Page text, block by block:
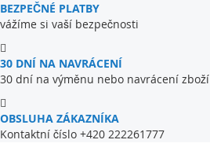
BEZPEČNÉ PLATBY
vážíme si vaší bezpečnosti
30 DNÍ NA NAVRÁCENÍ
30 dní na výměnu nebo navrácení zboží
OBSLUHA ZÁKAZNÍKA
Kontaktní číslo +420 222261777